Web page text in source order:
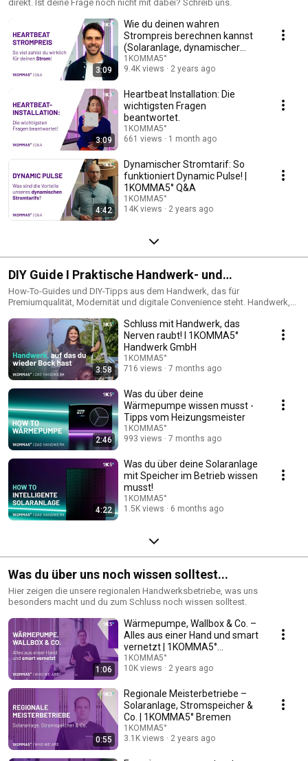
direkt. Ist deine Frage noch nicht mit dabei? Schreib uns.
3:09
Wie du deinen wahren
Strompreis berechnen kannst
(Solaranlage, dynamischer
Stromtarif & Einspeisung)
1KOMMA5°
9.4K views
2 years ago
3:09
Heartbeat Installation: Die
wichtigsten Fragen
beantwortet.
1KOMMA5°
661 views
1 month ago
4:42
Dynamischer Stromtarif: So
funktioniert Dynamic Pulse! |
1KOMMA5° Q&A
1KOMMA5°
14K views
2 years ago
DIY Guide I Praktische Handwerk- und
Wartungstipps
How-To-Guides und DIY-Tipps aus dem Handwerk, das für
Premiumqualität, Modernität und digitale Convenience steht. Handwerk,
3:58
Schluss mit Handwerk, das
Nerven raubt! I 1KOMMA5°
Handwerk GmbH
1KOMMA5°
716 views
7 months ago
2:46
Was du über deine
Wärmepumpe wissen musst -
Tipps vom Heizungsmeister
1KOMMA5°
993 views
7 months ago
4:22
Was du über deine Solaranlage
mit Speicher im Betrieb wissen
musst!
1KOMMA5°
1.5K views
6 months ago
Was du über uns noch wissen solltest...
Hier zeigen die unsere regionalen Handwerksbetriebe, was uns
besonders macht und du zum Schluss noch wissen solltest.
1:06
Wärmepumpe, Wallbox & Co. –
Alles aus einer Hand und smart
vernetzt | 1KOMMA5°
Hildesheim
1KOMMA5°
10K views
2 years ago
0:55
Regionale Meisterbetriebe –
Solaranlage, Stromspeicher &
Co. | 1KOMMA5° Bremen
1KOMMA5°
3.1K views
2 years ago